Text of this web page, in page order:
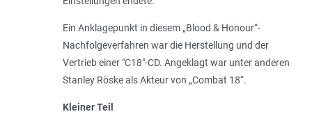
Ein Anklagepunkt in diesem „Blood & Honour“-
Nachfolgeverfahren war die Herstellung und der
Vertrieb einer "C18"-CD. Angeklagt war unter anderen
Stanley Röske als Akteur von „Combat 18“.
Kleiner Teil